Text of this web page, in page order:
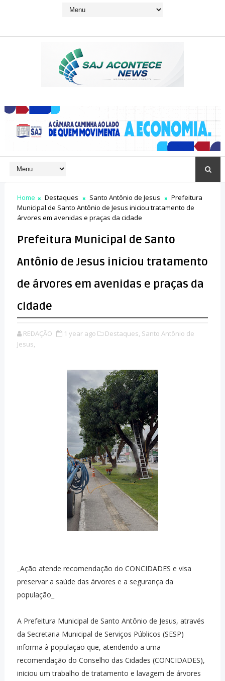
Home Destaques Santo Antônio de Jesus
Prefeitura
Municipal de Santo Antônio de Jesus iniciou tratamento de
árvores em avenidas e praças da cidade
Prefeitura Municipal de Santo
Antônio de Jesus iniciou tratamento
de árvores em avenidas e praças da
cidade
REDAÇÃO 1 year ago Destaques, Santo Antônio de
Jesus,
_Ação atende recomendação do CONCIDADES e visa
preservar a saúde das árvores e a segurança da
população_
A Prefeitura Municipal de Santo Antônio de Jesus, através
da Secretaria Municipal de Serviços Públicos (SESP)
informa à população que, atendendo a uma
recomendação do Conselho das Cidades (CONCIDADES),
iniciou um trabalho de tratamento e lavagem de árvores